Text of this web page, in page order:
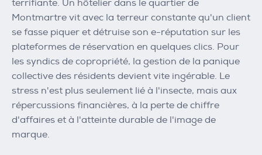
terrifiante. Un hôtelier dans le quartier de
Montmartre vit avec la terreur constante qu'un client
se fasse piquer et détruise son e-réputation sur les
plateformes de réservation en quelques clics. Pour
les syndics de copropriété, la gestion de la panique
collective des résidents devient vite ingérable. Le
stress n'est plus seulement lié à l'insecte, mais aux
répercussions financières, à la perte de chiffre
d'affaires et à l'atteinte durable de l'image de
marque.